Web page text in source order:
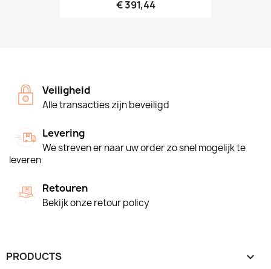
€ 391,44
Veiligheid
Alle transacties zijn beveiligd
Levering
We streven er naar uw order zo snel mogelijk te
leveren
Retouren
Bekijk onze retour policy
PRODUCTS 